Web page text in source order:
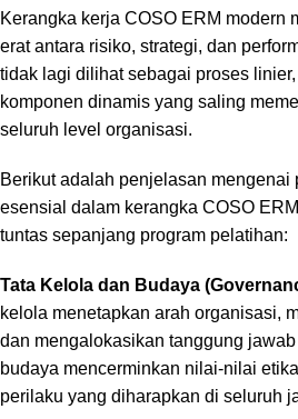
Kerangka kerja COSO ERM modern
erat antara risiko, strategi, dan
tidak lagi dilihat sebagai proses linier,
komponen dinamis yang saling
seluruh level organisasi.
Berikut adalah penjelasan mengenai
esensial dalam kerangka COSO
tuntas sepanjang program pelatihan:
Tata Kelola dan Budaya
kelola menetapkan arah organisasi,
dan mengalokasikan tanggung
budaya mencerminkan nilai-nilai
perilaku yang diharapkan di seluruh